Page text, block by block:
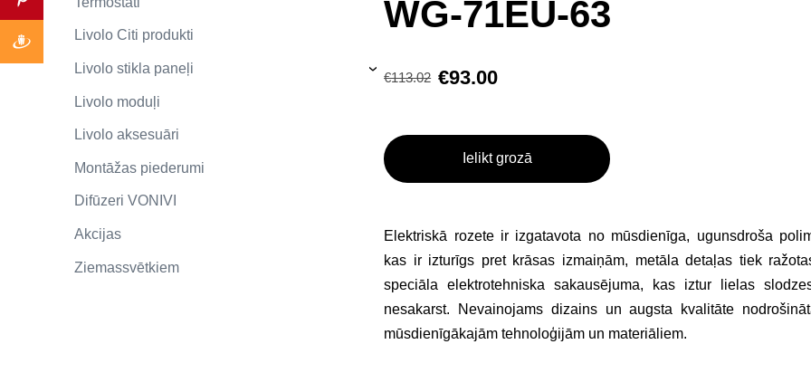
Livolo Citi produkti
Livolo stikla paneļi ›
Livolo moduļi
Livolo aksesuāri
Montāžas piederumi
Difūzeri VONIVI
Akcijas
Ziemassvētkiem
WG-71EU-63
€113.02 €93.00
Ielikt grozā
Elektriskā rozete ir izgatavota no mūsdienīga, ugunsdroša
kas ir izturīgs pret krāsas izmaiņām, metāla detaļas tiek
speciāla elektrotehniska sakausējuma, kas iztur lielas
nesakarst. Nevainojams dizains un augsta kvalitāte
mūsdienīgākajām tehnoloģijām un materiāliem.